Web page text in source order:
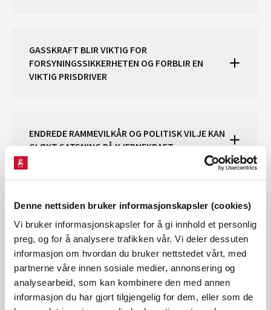
Denne nettsiden bruker informasjonskapsler (cookies)
Vi bruker informasjonskapsler for å gi innhold et personlig
preg, og for å analysere trafikken vår. Vi deler dessuten
informasjon om hvordan du bruker nettstedet vårt, med
partnerne våre innen sosiale medier, annonsering og
analysearbeid, som kan kombinere den med annen
informasjon du har gjort tilgjengelig for dem, eller som de
GASSKRAFT BLIR VIKTIG FOR
FORSYNINGSSIKKERHETEN OG FORBLIR EN
VIKTIG PRISDRIVER
ENDREDE RAMMEVILKÅR OG POLITISK VILJE KAN
GI ØKT SATSNING PÅ KJERNEKRAFT
DEN NORDISKE KRAFTBALANSEN HOLDER SEG
STORE VINDKRAFTPROSJEKTER ØKER DEN
NORSKE KRAFTBALANSEN, MEN FØRST ETTER
2030